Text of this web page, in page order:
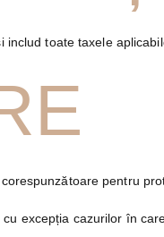
toate taxele
pentru
excepția cazurilor în